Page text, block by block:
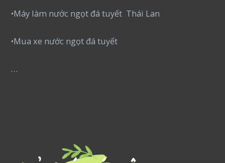
•Máy làm nước ngọt đá tuyết Thái Lan
•Mua xe nước ngọt đá tuyết
…